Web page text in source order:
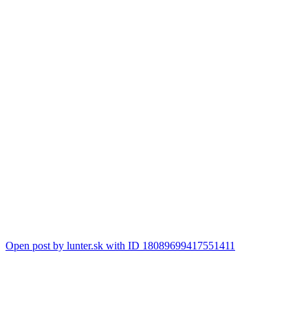
Open post by lunter.sk with ID 18089699417551411